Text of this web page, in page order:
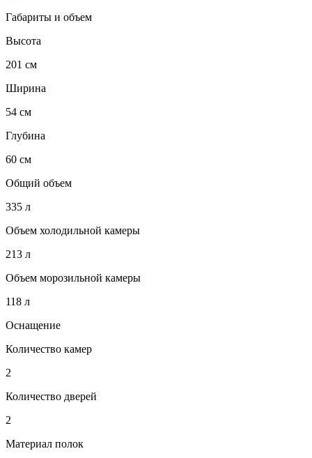
Габариты и объем
Высота
201 см
Ширина
54 см
Глубина
60 см
Общий объем
335 л
Объем холодильной камеры
213 л
Объем морозильной камеры
118 л
Оснащение
Количество камер
2
Количество дверей
2
Материал полок